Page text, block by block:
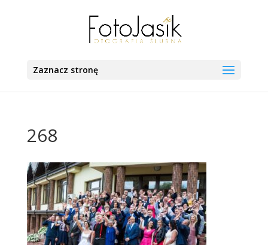
Zaznacz stronę
268